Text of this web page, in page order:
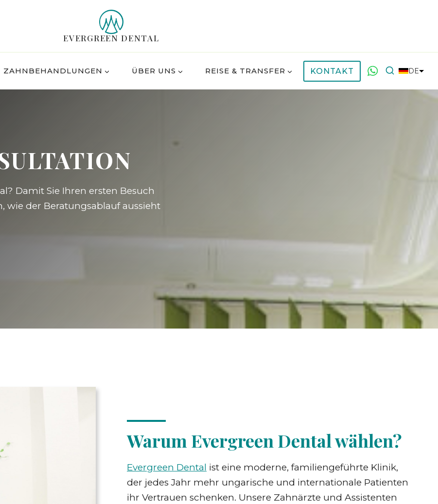
EVERGREEN DENTAL
ZAHNBEHANDLUNGEN ÜBER UNS REISE & TRANSFER KONTAKT DE
Damit Sie Ihren ersten Besuch
der Beratungsablauf aussieht
Warum Evergreen Dental wählen?
Evergreen Dental ist eine moderne, familiengeführte Klinik,
der jedes Jahr mehr ungarische und internationale Patienten
ihr Vertrauen schenken. Unsere Zahnärzte und Assistenten